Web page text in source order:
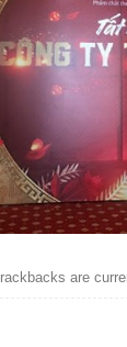
are